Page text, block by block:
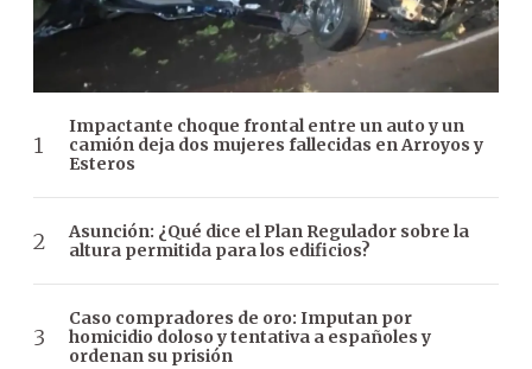
Impactante choque frontal entre un auto y un
camión deja dos mujeres fallecidas en Arroyos y
Esteros
Asunción: ¿Qué dice el Plan Regulador sobre la
altura permitida para los edificios?
Caso compradores de oro: Imputan por
homicidio doloso y tentativa a españoles y
ordenan su prisión